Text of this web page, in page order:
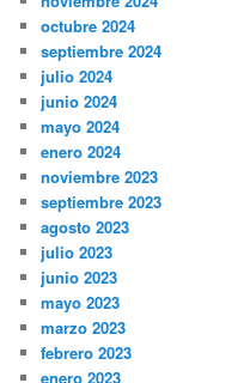
octubre 2024
septiembre 2024
julio 2024
junio 2024
mayo 2024
enero 2024
noviembre 2023
septiembre 2023
agosto 2023
julio 2023
junio 2023
mayo 2023
marzo 2023
febrero 2023
enero 2023